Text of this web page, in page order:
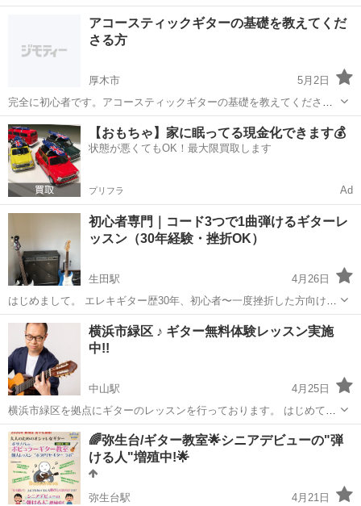
全国各地に演奏に赴いております。 スペインに次ぐフラメンコ人口の
多さが日本の特徴で、日本人の気質に合う音楽だと思っております。
その中でフラメンコギターと言...
ギター レッスン
アコースティックギターの基礎を教えてくだ
さる方
厚木市
5月2日
完全に初心者です。アコースティックギターの基礎を教えてくださる
方お願いします。
神奈川 厚木市 ギター アコースティックギター
【おもちゃ】家に眠ってる現金化できます💰
状態が悪くてもOK！最大限買取します
プリフラ Ad
初心者専門｜コード3つで1曲弾けるギターレ
ッスン（30年経験・挫折OK）
生田駅
4月26日
はじめまして。 エレキギター歴30年、初心者〜一度挫折した方向けに
個人レッスンを行っています。 「難しいことをやる」のではなく、 ま
ずは1曲弾けるようになることを最短ゴールにしています。 ⸻ ■こ
んな方におすすめ ・...
神奈川 川崎市 生田駅 ギター エレキギター
横浜市緑区 ♪ ギター無料体験レッスン実施
中!!
中山駅
4月25日
横浜市緑区を拠点にギターのレッスンを行っております。 はじめて楽
器を手にされる方、楽譜が読めない方、独学で悩んでいる方も、ギタ
ーを通して、心地よく音楽を楽しめることを目指しています。 体験レ
ッスンを無料で...
神奈川 横浜市 中山駅 ギター レッスン
🌈弥生台/ギター教室🌟シニアデビューの"弾
ける人"増殖中!🌟
弥生台駅
4月21日